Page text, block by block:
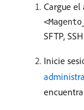
Cargue
SFTP,
Inicie